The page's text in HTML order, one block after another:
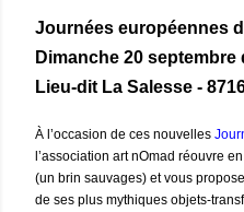
Journées européennes
Dimanche 20 septembre
Lieu-dit La Salesse -
À l’occasion de ces nouvelles
l’association art nOmad réouvre
(un brin sauvages) et vous
de ses plus mythiques objets-